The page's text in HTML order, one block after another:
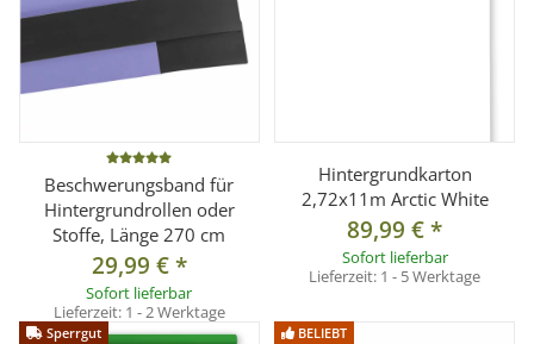
Passend für Pappkerne: ca. 46–72 mm
Kettenlänge Kunststoffkette: ca. 3,5 m
Kettenfarbe je nach Variante
Lieferumfang
1 Paar Hintergrundhaken kompakt 1-fach
1 Paar Expanderachsen inkl. Kette und Kettengewicht je
nach Auswahl
Beschwerungsband für
Hintergrundrollen oder
Stoffe, Länge 270 cm
29,99 €*
Sofort lieferbar
Lieferzeit: 1 - 2 Werktage
Hintergrundkarton
2,72x11m Arctic White
89,99 €*
Sofort lieferbar
Lieferzeit: 1 - 5 Werktage
Sperrgut BELIEBT